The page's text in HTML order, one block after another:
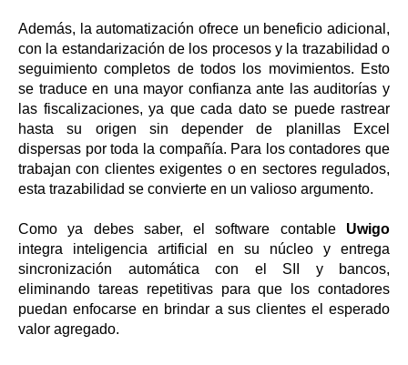
Además, la automatización ofrece un beneficio adicional,
con la estandarización de los procesos y la trazabilidad o
seguimiento completos de todos los movimientos. Esto
se traduce en una mayor confianza ante las auditorías y
las fiscalizaciones, ya que cada dato se puede rastrear
hasta su origen sin depender de planillas Excel
dispersas por toda la compañía. Para los contadores que
trabajan con clientes exigentes o en sectores regulados,
esta trazabilidad se convierte en un valioso argumento.
Como ya debes saber, el software contableUwigo
integra inteligencia artificial en su núcleo y entrega
sincronización automática con el SII y bancos,
eliminando tareas repetitivas para que los contadores
puedan enfocarse en brindar a sus clientes el esperado
valor agregado.